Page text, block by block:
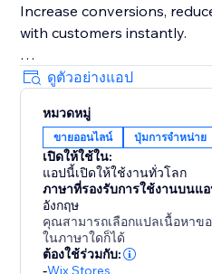
Increase conversions,
with customers instantly.
No coding required. Easy to
seamlessly with your store.
ดูตัวอย่างแอป
หมวดหมู่
ขายออนไลน์ ปุ่มการจำหน่าย
เปิดให้ใช้ใน:
แอปนี้เปิดให้ใช้งานทั่วโลก
ภาษาที่รองรับการใช้งานบนแ
อังกฤษ
คุณสามารถเลือกแปลเนื้อหาข
ในภาษาใดก็ได้
ต้องใช้ร่วมกับ:
-Wix Stores